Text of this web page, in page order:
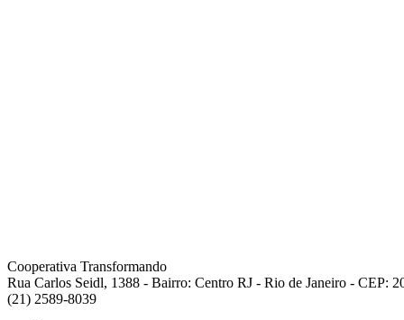
Cooperativa Transformando
Rua Carlos Seidl, 1388 - Bairro: Centro RJ - Rio de Janeiro - CEP:
(21) 2589-8039